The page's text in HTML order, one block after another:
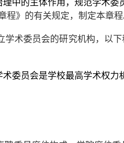
中的主体作用，规范学术委
》的有关规定，制定本章程
术委员会的研究机构，以下
委员会是学校最高学术权力